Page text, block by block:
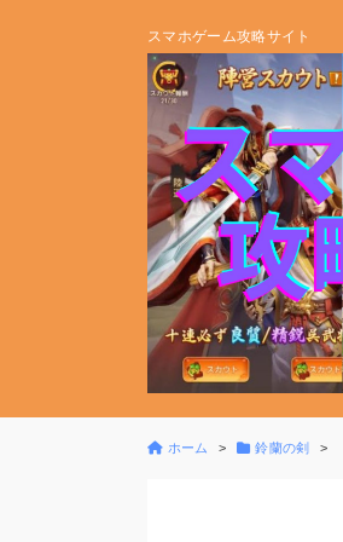
スマホゲーム攻略サイト
ホーム 鈴蘭の剣